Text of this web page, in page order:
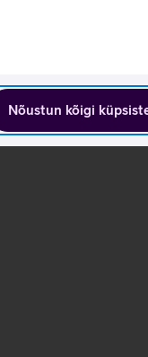
Nõustun kõigi